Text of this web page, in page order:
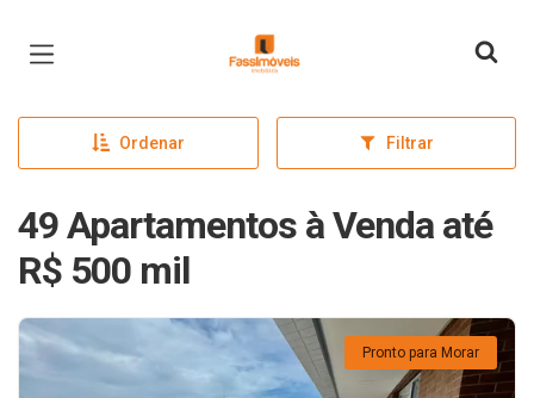
Página inicial
Ordenar Filtrar
49 Apartamentos à Venda até
R$ 500 mil
Pronto para Morar